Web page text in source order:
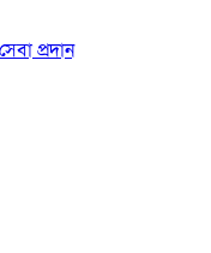
প্রদান